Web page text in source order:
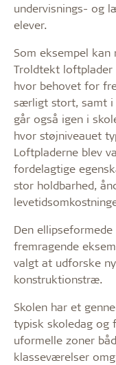
undervisnings- og
elever.
Som eksempel
Troldtekt
hvor behovet for
særligt stort, samt i
går også igen i
hvor støjniveauet
Loftpladerne blev
fordelagtige
stor holdbarhed,
Den
fremragende
valgt at udforske
konstruktionstræ.
Skolen har et
typisk skoledag
uformelle zoner
klasseværelser